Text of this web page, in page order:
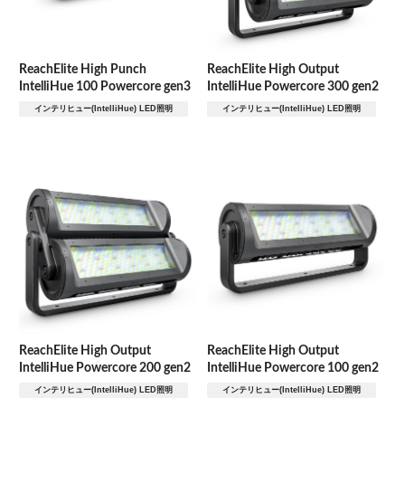
ReachElite High Punch
IntelliHue 100 Powercore gen3
インテリヒュー(IntelliHue) LED照明
ReachElite High Output
IntelliHue Powercore 300 gen2
インテリヒュー(IntelliHue) LED照明
ReachElite High Output
IntelliHue Powercore 200 gen2
インテリヒュー(IntelliHue) LED照明
ReachElite High Output
IntelliHue Powercore 100 gen2
インテリヒュー(IntelliHue) LED照明